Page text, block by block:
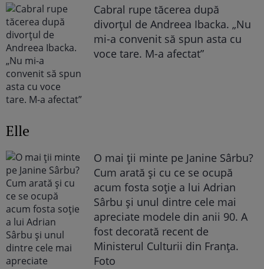
Cabral rupe tăcerea după
divorțul de Andreea Ibacka. „Nu
mi-a convenit să spun asta cu
voce tare. M-a afectat”
Elle
O mai ții minte pe Janine Sârbu?
Cum arată și cu ce se ocupă
acum fosta soție a lui Adrian
Sârbu și unul dintre cele mai
apreciate modele din anii 90. A
fost decorată recent de
Ministerul Culturii din Franța.
Foto